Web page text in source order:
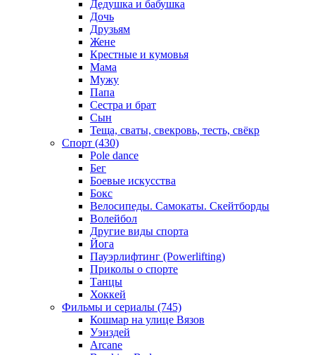
Дедушка и бабушка
Дочь
Друзьям
Жене
Крестные и кумовья
Мама
Мужу
Папа
Сестра и брат
Сын
Теща, сваты, свекровь, тесть, свёкр
Спорт (430)
Pole dance
Бег
Боевые искусства
Бокс
Велосипеды. Самокаты. Скейтборды
Волейбол
Другие виды спорта
Йога
Пауэрлифтинг (Powerlifting)
Приколы о спорте
Танцы
Хоккей
Фильмы и сериалы (745)
Кошмар на улице Вязов
Уэнздей
Arcane